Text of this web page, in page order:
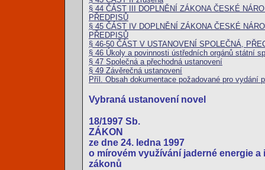
§ 44 ČÁST III DOPLNĚNÍ ZÁKONA ČESKÉ
PŘEDPISŮ
§ 45 ČÁST IV DOPLNĚNÍ ZÁKONA ČESKÉ
PŘEDPISŮ
§ 46-50 ČÁST V USTANOVENÍ SPOLEČNÁ,
§ 46 Úkoly a povinnosti ústředních orgánů státní
§ 47 Společná a přechodná ustanovení
§ 49 Závěrečná ustanovení
Příl. Obsah dokumentace požadované pro
Vybraná ustanovení novel
18/1997 Sb.
ZÁKON
ze dne 24. ledna 1997
o mírovém využívání jaderné energie
zákonů